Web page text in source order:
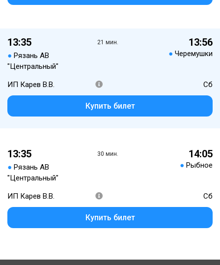
13:35
● Рязань АВ
"Центральный"
21 мин. 13:56
● Черемушки
ИП Карев В.В. Сб
Купить билет
13:35
● Рязань АВ
"Центральный"
30 мин. 14:05
● Рыбное
ИП Карев В.В. Сб
Купить билет